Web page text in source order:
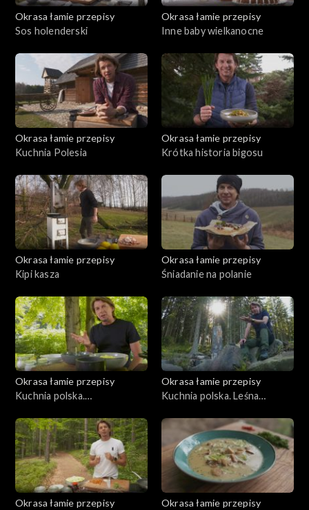
Okrasa łamie przepisy
Sos holenderski
Okrasa łamie przepisy
Inne baby wielkanocne
Okrasa łamie przepisy
Kuchnia Polesia
Okrasa łamie przepisy
Krótka historia bigosu
Okrasa łamie przepisy
Kipi kasza
Okrasa łamie przepisy
Śniadanie na polanie
Okrasa łamie przepisy
Kuchnia polska.
Okrasa łamie przepisy
Kuchnia polska. Leśna
Okrasa łamie przepisy
Okrasa łamie przepisy